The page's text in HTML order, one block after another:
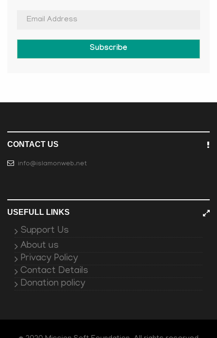
Subscribe
CONTACT US
info@islamonweb.net
USEFULL LINKS
Support Us
About us
Privacy Policy
Contact Details
Donation policy